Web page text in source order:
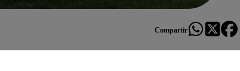
Compartir